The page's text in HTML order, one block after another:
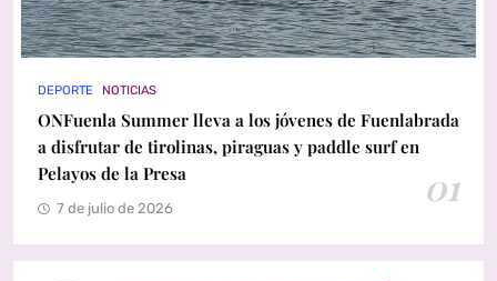
DEPORTE NOTICIAS
ONFuenla Summer lleva a los jóvenes de Fuenlabrada
a disfrutar de tirolinas, piraguas y paddle surf en
Pelayos de la Presa
01
7 de julio de 2026